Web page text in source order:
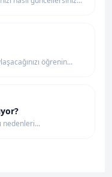
öğrenin...
nedenleri...